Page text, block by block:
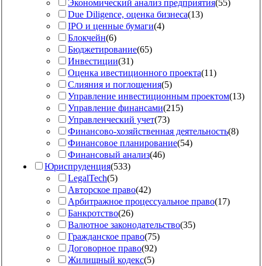
Экономический анализ предприятия(55)
Due Diligence, оценка бизнеса(13)
IPO и ценные бумаги(4)
Блокчейн(6)
Бюджетирование(65)
Инвестиции(31)
Оценка ивестиционного проекта(11)
Слияния и поглощения(5)
Управление инвестиционным проектом(13)
Управление финансами(215)
Управленческий учет(73)
Финансово-хозяйственная деятельность(8)
Финансовое планирование(54)
Финансовый анализ(46)
Юриспруденция(533)
LegalTech(5)
Авторское право(42)
Арбитражное процессуальное право(17)
Банкротство(26)
Валютное законодательство(35)
Гражданское право(75)
Договорное право(92)
Жилищный кодекс(5)